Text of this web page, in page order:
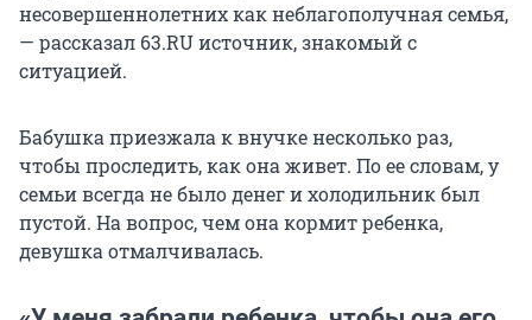
несовершеннолетних как неблагополучная семья,
— рассказал 63.RU источник, знакомый с
ситуацией.
Бабушка приезжала к внучке несколько раз,
чтобы проследить, как она живет. По ее словам, у
семьи всегда не было денег и холодильник был
пустой. На вопрос, чем она кормит ребенка,
девушка отмалчивалась.